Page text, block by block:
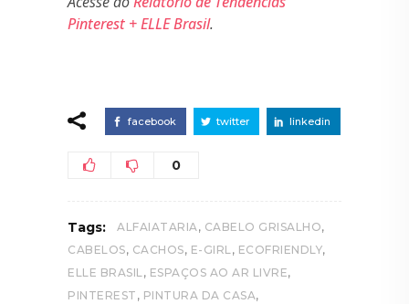
Pinterest + ELLE Brasil.
facebook twitter linkedin
0
Tags: ALFAIATARIA , CABELO GRISALHO,
CABELOS, CACHOS, E-GIRL , ECOFRIENDLY,
ELLE BRASIL , ESPAÇOS AO AR LIVRE,
PINTEREST , PINTURA DA CASA,